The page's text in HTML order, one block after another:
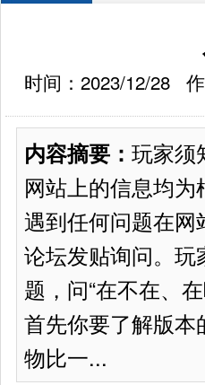
时间：2023/12/28
内容摘要： 玩家须
网站上的信息均
遇到任何问题在
论坛发贴询问。
题，问“在不在、
首先你要了解版
物比一...